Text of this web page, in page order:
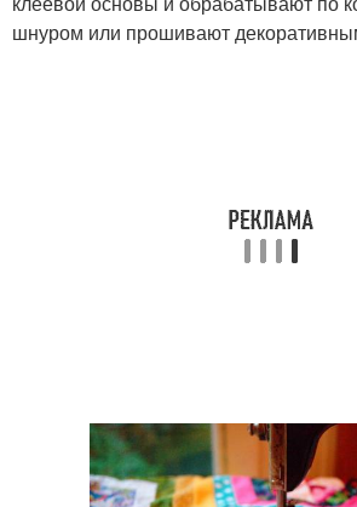
шнуром или прошивают